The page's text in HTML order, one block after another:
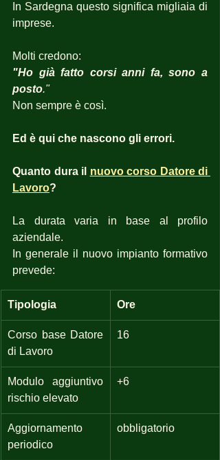
In Sardegna questo significa migliaia di
imprese.
Molti credono:
"Ho già fatto corsi anni fa, sono a
posto."
Non sempre è così.
Ed è qui che nascono gli errori.
Quanto dura il nuovo corso Datore di
Lavoro?
La durata varia in base al profilo
aziendale.
In generale il nuovo impianto formativo
prevede:
Tipologia Ore
Corso base Datore
di Lavoro
16
Modulo aggiuntivo
rischio elevato
+6
Aggiornamento
periodico
obbligatorio